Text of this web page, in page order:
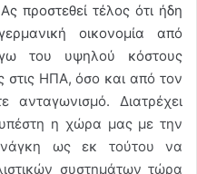
προστεθεί τέλος ότι ήδη
οικονομία από
του υψηλού κόστους
στις ΗΠΑ, όσο και από τον
ανταγωνισμό. Διατρέχει
υπέστη η χώρα μας με την
ως εκ τούτου να
συστημάτων τώρα